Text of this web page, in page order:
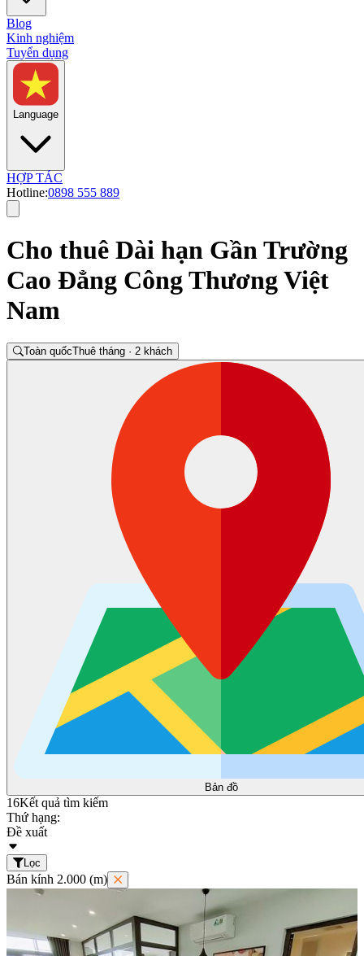
Blog
Kinh nghiệm
Tuyển dụng
Language
HỢP TÁC
Hotline:0898 555 889
Cho thuê Dài hạn Gần Trường
Cao Đẳng Công Thương Việt
Nam
Toàn quốcThuê tháng · 2 khách
Bản đồ
16Kết quả tìm kiếm
Thứ hạng:
Đề xuất
Lọc
Bán kính 2.000 (m)